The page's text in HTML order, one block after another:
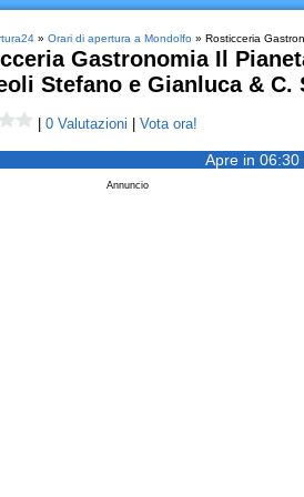
» Orari di apertura a Mondolfo» Rosticceria
Gastronomia Il
Stefano e Gianluca & C.
0 Valutazioni Vota ora!
Apre in 06:30
Annuncio